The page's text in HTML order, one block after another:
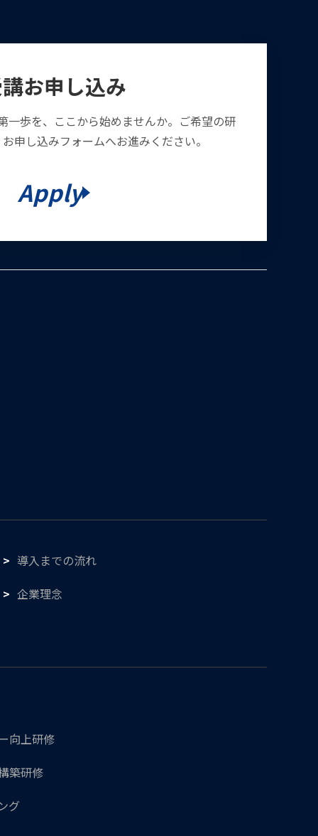
お申し込み
一歩を、ここから始めませんか。ご希望の研
申し込みフォームへお進みください。
Apply
導入までの流れ
企業理念
向上研修
築研修
グ